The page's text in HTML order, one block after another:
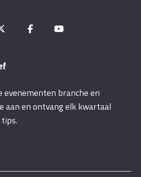
evenementen branche en
aan en ontvang elk kwartaal